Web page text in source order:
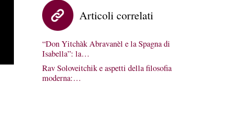
Articoli correlati
“Don Yitchàk Abravanèl e la Spagna di
Isabella”: la…
Rav Soloveitchik e aspetti della filosofia
moderna:…